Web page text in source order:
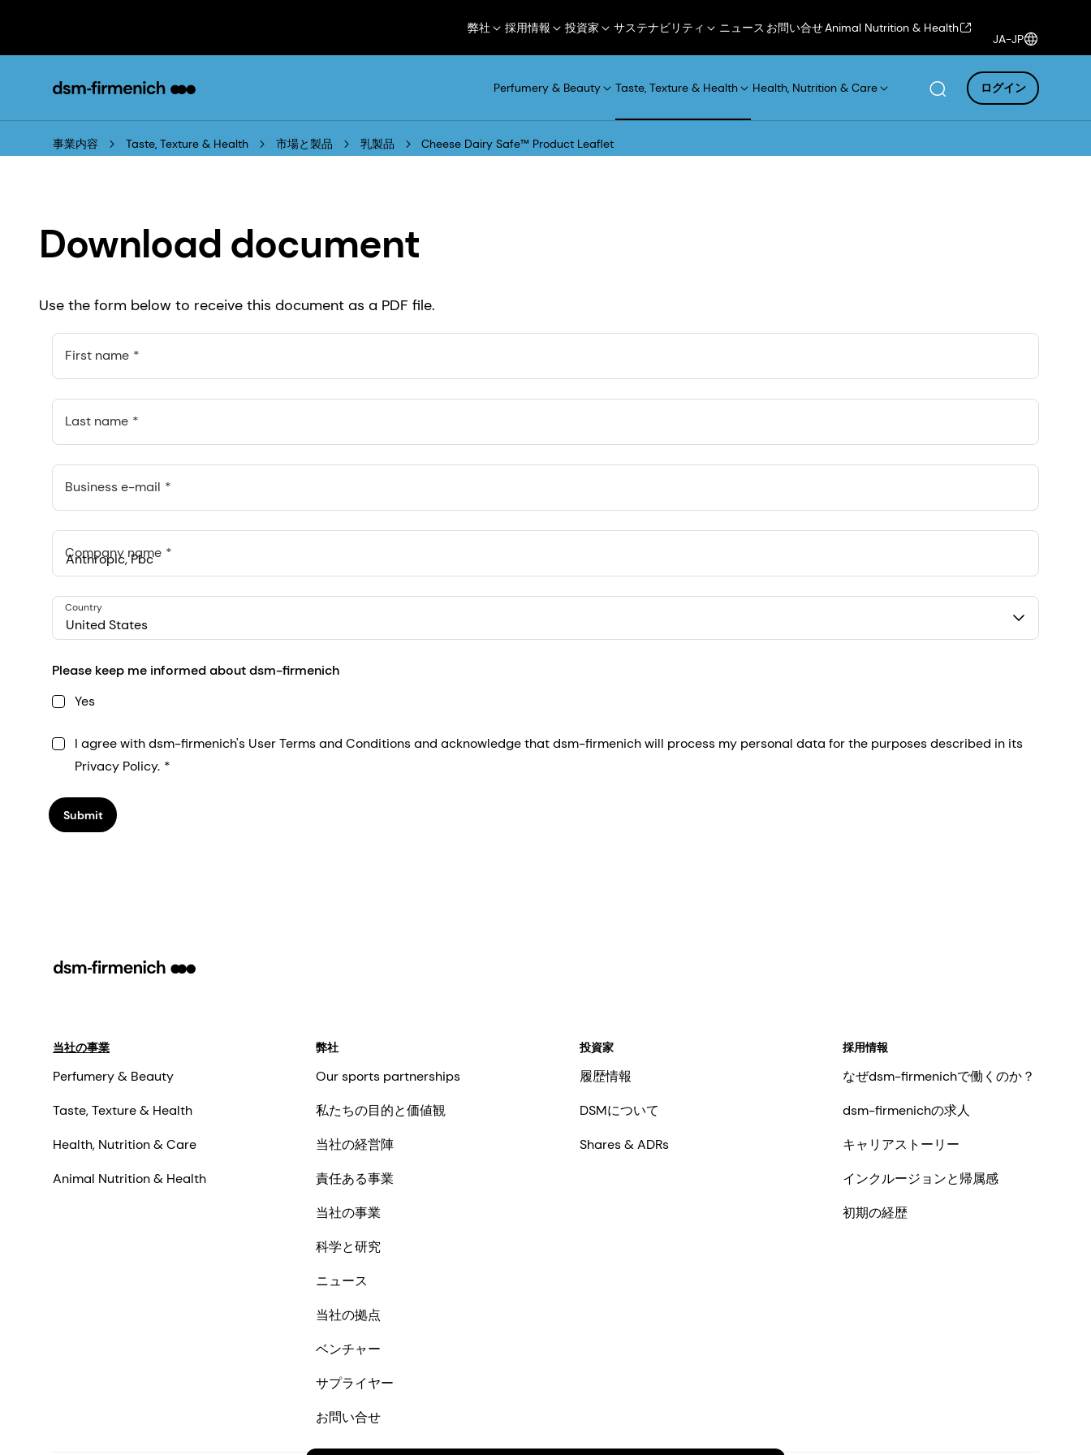
弊社 採用情報 投資家 サステナビリティ ニュース お問い合せAnimal Nutrition & Health
JA-JP
Perfumery & Beauty Taste, Texture & Health Health, Nutrition & Care ログイン
事業内容 Taste, Texture & Health 市場と製品 乳製品 Cheese Dairy Safe™ Product Leaflet
Download document
Use the form below to receive this document as a PDF file.
First name
Last name
Business e-mail
Company name
Anthropic, PBC
548 Market St Pmb 90375, San Francisco, California, US
United States
Country
Please keep me informed about dsm-firmenich
Yes
I agree with dsm-firmenich's User Terms and Conditions and acknowledge that dsm-firmenich will process my personal data for the purposes described in its
Privacy Policy.
Submit
当社の事業
Perfumery & Beauty
Taste, Texture & Health
Health, Nutrition & Care
Animal Nutrition & Health
弊社
Our sports partnerships
私たちの目的と価値観
当社の経営陣
責任ある事業
当社の事業
科学と研究
ニュース
当社の拠点
ベンチャー
サプライヤー
お問い合せ
投資家
履歴情報
DSMについて
Shares & ADRs
採用情報
なぜdsm-firmenichで働くのか？
dsm-firmenichの求人
キャリアストーリー
インクルージョンと帰属感
初期の経歴